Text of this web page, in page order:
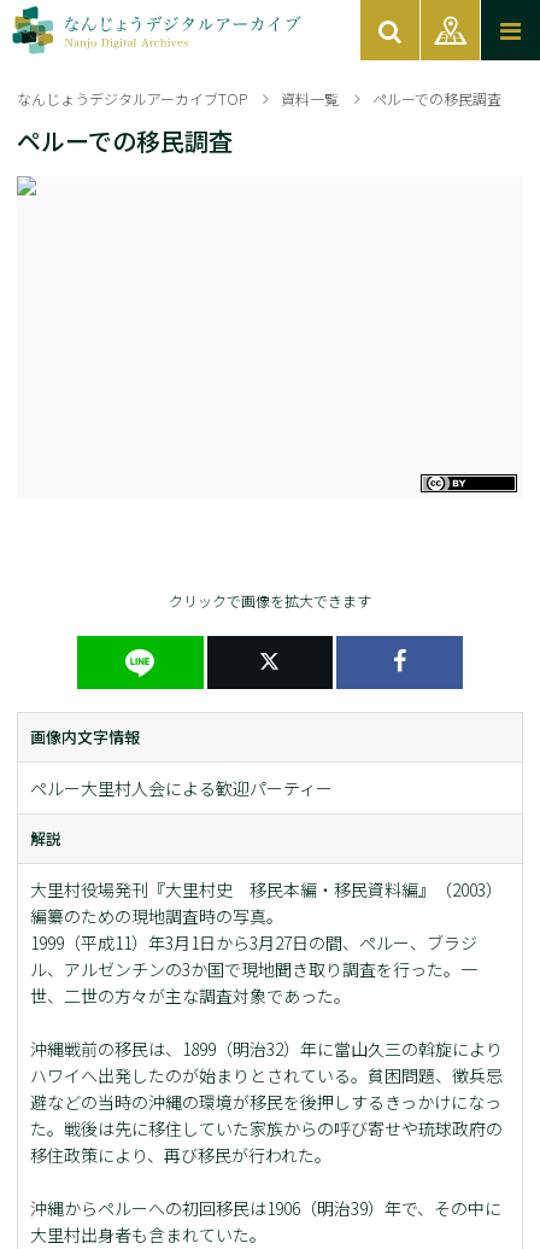
なんじょうデジタルアーカイブTOP 資料一覧 ペルーでの移民調査
ペルーでの移民調査
クリックで画像を拡大できます
画像内文字情報
ペルー大里村人会による歓迎パーティー
解説
大里村役場発刊『大里村史 移民本編・移民資料編』（2003）
編纂のための現地調査時の写真。
1999（平成11）年3月1日から3月27日の間、ペルー、ブラジ
ル、アルゼンチンの3か国で現地聞き取り調査を行った。一
世、二世の方々が主な調査対象であった。
沖縄戦前の移民は、1899（明治32）年に當山久三の斡旋により
ハワイへ出発したのが始まりとされている。貧困問題、徴兵忌
避などの当時の沖縄の環境が移民を後押しするきっかけになっ
た。戦後は先に移住していた家族からの呼び寄せや琉球政府の
移住政策により、再び移民が行われた。
沖縄からペルーへの初回移民は1906（明治39）年で、その中に
大里村出身者も含まれていた。